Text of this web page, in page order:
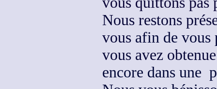
Nous restons
vous afin de
vous avez
encore dans une